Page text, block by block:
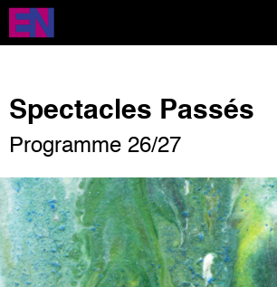
Aller
contenu
Spectacles Passés
Programme 26/27